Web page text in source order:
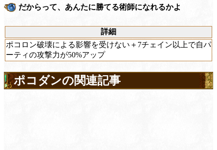
だからって、あんたに勝てる術師になれるかよ
詳細
ポコロン破壊による影響を受けない＋7チェイン以上で自パ
ーティの攻撃力が50%アップ
ポコダンの関連記事